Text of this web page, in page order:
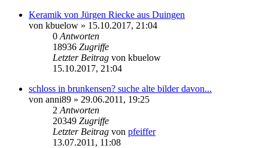
Keramik von Jürgen Riecke aus Duingen
von kbuelow » 15.10.2017, 21:04
0 Antworten
18936 Zugriffe
Letzter Beitrag von kbuelow
15.10.2017, 21:04
schloss in brunkensen? suche alte bilder davon...
von anni89 » 29.06.2011, 19:25
2 Antworten
20349 Zugriffe
Letzter Beitrag von pfeiffer
13.07.2011, 11:08